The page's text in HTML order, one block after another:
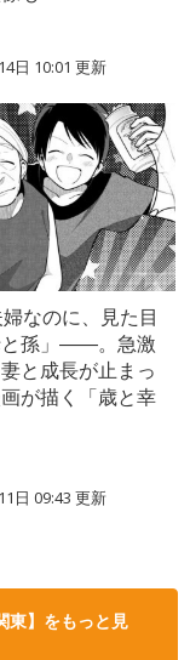
日 10:01 更新
なのに、見た目
と孫」――。急激
と成長が止まっ
が描く「歳と幸
日 09:43 更新
東】をもっと見